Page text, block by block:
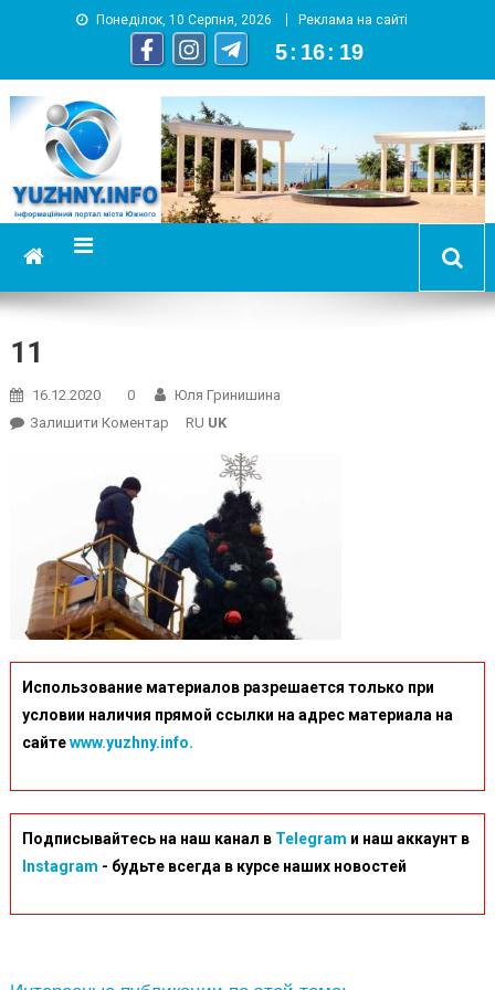
Понеділок, 10 Серпня, 2026 Реклама на сайті
5 : 16 : 20
YUZHNY.INFO
информационный портал города Южный
11
16.12.2020 0
Юля Гринишина
Залишити КоментарOn RU UK
Использование материалов разрешается только при
условии наличия прямой ссылки на адрес материала на
сайтеwww.yuzhny.info.
Подписывайтесь на наш канал в Telegram и наш аккаунт в
Instagram - будьте всегда в курсе наших новостей